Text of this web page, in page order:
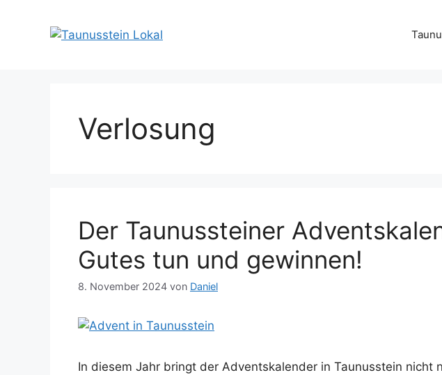
Verlosung
Der Taunussteiner
Gutes tun und gewinnen!
8. November 2024 von Daniel
In diesem Jahr bringt der Adventskalender in Taunusstein nicht